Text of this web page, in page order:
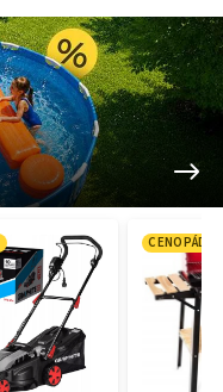
CENOPÁD